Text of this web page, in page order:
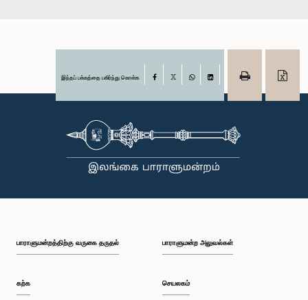
இந்தப் பக்கத்தை பகிர்ந்து கொள்க Facebook
பாராளுமன்றத்திற்கு வருகை தருதல்
கற்க
பாராளுமன்ற அலுவல்கள்
செயலகம்